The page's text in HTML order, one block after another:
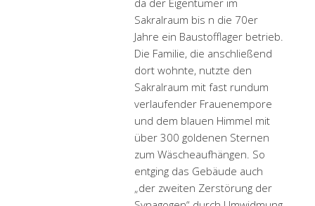
Sakralraum bis n die 70er
Jahre ein Baustofflager betrieb.
Die Familie, die anschließend
dort wohnte, nutzte den
Sakralraum mit fast rundum
verlaufender Frauenempore
und dem blauen Himmel mit
über 300 goldenen Sternen
zum Wäscheaufhängen. So
entging das Gebäude auch
„der zweiten Zerstörung der